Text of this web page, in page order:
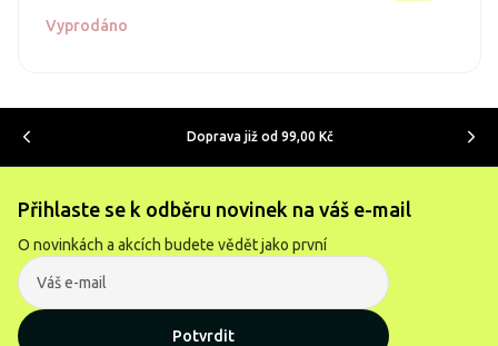
Vyprodáno
Doprava již od 99,00 Kč
Přihlaste se k odběru novinek na váš e-mail
O novinkách a akcích budete vědět jako první
Potvrdit